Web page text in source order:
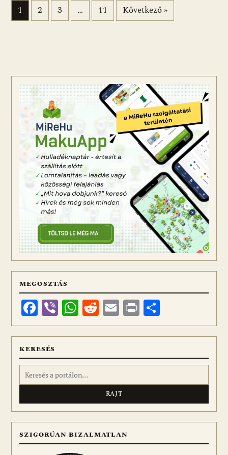
Bejegyzések lapozása
1 2 3 … 11 Következő »
MEGOSZTÁS
Facebook
ViberWhatsApp
Reddit
Email
Print
meg
KERESÉS
Keresés:
SZIGORÚAN BIZALMATLAN